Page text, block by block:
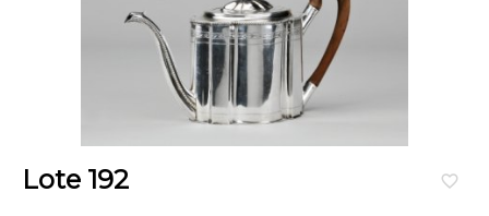
favorite_border
Lote 192